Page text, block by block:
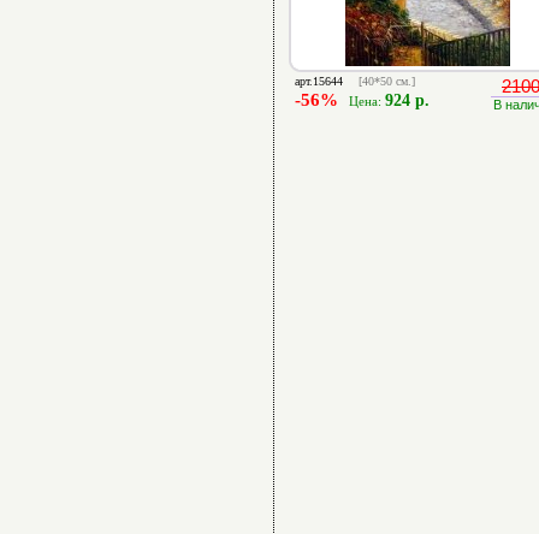
арт.15644 [40*50 см.]
-56% Цена: 924 р. В